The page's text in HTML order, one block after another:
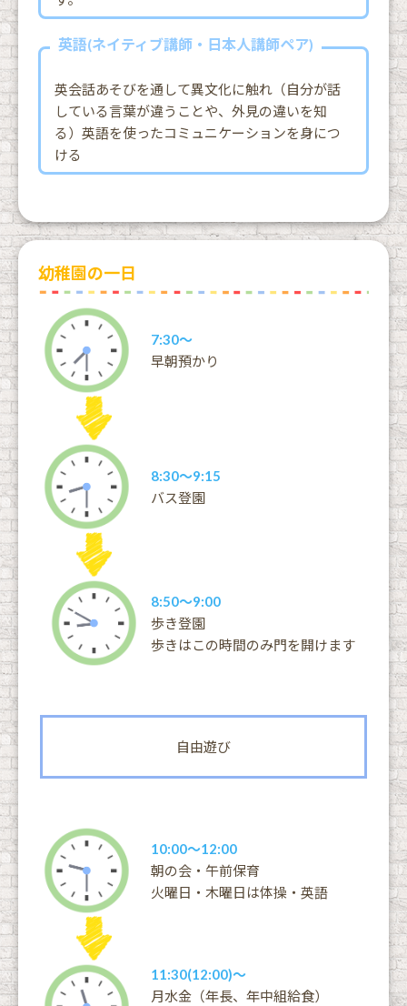
英語(ネイティブ講師・日本人講師ペア)
英会話あそびを通して異文化に触れ（自分が話
している言葉が違うことや、外見の違いを知
る）英語を使ったコミュニケーションを身につ
ける
幼稚園の一日
7:30〜
早朝預かり
8:30〜9:15
バス登園
8:50〜9:00
歩き登園
歩きはこの時間のみ門を開けます
自由遊び
10:00〜12:00
朝の会・午前保育
火曜日・木曜日は体操・英語
11:30(12:00)〜
月水金（年長、年中組給食）